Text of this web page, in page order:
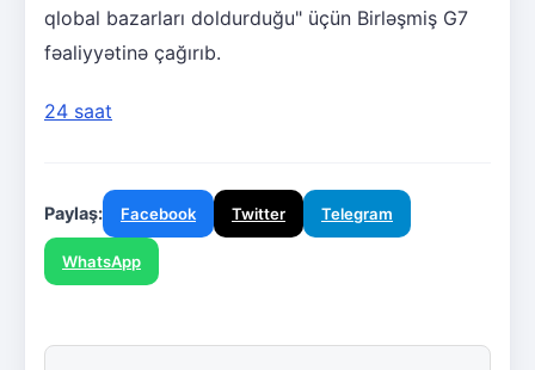
qlobal bazarları doldurduğu" üçün Birləşmiş G7
fəaliyyətinə çağırıb.
24 saat
Paylaş: Facebook Twitter Telegram
WhatsApp